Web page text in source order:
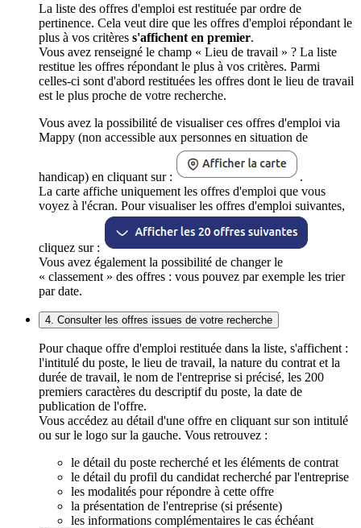
La liste des offres d'emploi est restituée par ordre de
pertinence. Cela veut dire que les offres d'emploi répondant le
plus à vos critères s'affichent en premier.
Vous avez renseigné le champ « Lieu de travail » ? La liste
restitue les offres répondant le plus à vos critères. Parmi
celles-ci sont d'abord restituées les offres dont le lieu de travail
est le plus proche de votre recherche.
Vous avez la possibilité de visualiser ces offres d'emploi via
Mappy (non accessible aux personnes en situation de
handicap) en cliquant sur :
.
La carte affiche uniquement les offres d'emploi que vous
voyez à l'écran. Pour visualiser les offres d'emploi suivantes,
cliquez sur :
Vous avez également la possibilité de changer le
« classement » des offres : vous pouvez par exemple les trier
par date.
4. Consulter les offres issues de votre recherche
Pour chaque offre d'emploi restituée dans la liste, s'affichent :
l'intitulé du poste, le lieu de travail, la nature du contrat et la
durée de travail, le nom de l'entreprise si précisé, les 200
premiers caractères du descriptif du poste, la date de
publication de l'offre.
Vous accédez au détail d'une offre en cliquant sur son intitulé
ou sur le logo sur la gauche. Vous retrouvez :
le détail du poste recherché et les éléments de contrat
le détail du profil du candidat recherché par l'entreprise
les modalités pour répondre à cette offre
la présentation de l'entreprise (si présente)
les informations complémentaires le cas échéant